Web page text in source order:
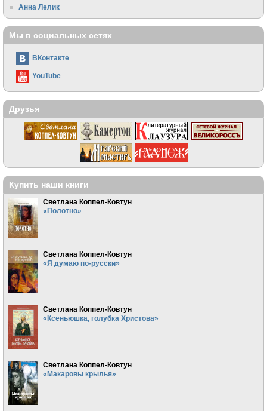
Анна Лелик
Мы в социальных сетях
ВКонтакте
YouTube
Друзья
Купить наши книги
Светлана Коппел-Ковтун
«Полотно»
Светлана Коппел-Ковтун
«Я думаю по-русски»
Светлана Коппел-Ковтун
«Ксеньюшка, голубка Христова»
Светлана Коппел-Ковтун
«Макаровы крылья»